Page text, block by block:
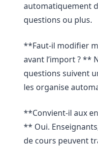
automatiquement
questions ou plus.
**Faut-il modifier
avant l’import ? **
questions suivent
les organise
**Convient-il aux
** Oui.
de cours peuvent